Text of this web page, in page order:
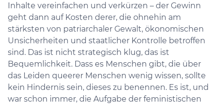
Inhalte vereinfachen und verkürzen – der Gewinn
geht dann auf Kosten derer, die ohnehin am
stärksten von patriarchaler Gewalt, ökonomischen
Unsicherheiten und staatlicher Kontrolle betroffen
sind. Das ist nicht strategisch klug, das ist
Bequemlichkeit. Dass es Menschen gibt, die über
das Leiden queerer Menschen wenig wissen, sollte
kein Hindernis sein, dieses zu benennen. Es ist, und
war schon immer, die Aufgabe der feministischen